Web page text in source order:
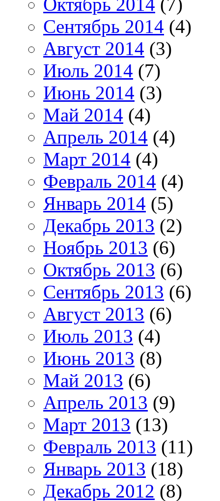
Октябрь 2014 (7)
Сентябрь 2014 (4)
Август 2014 (3)
Июль 2014 (7)
Июнь 2014 (3)
Май 2014 (4)
Апрель 2014 (4)
Март 2014 (4)
Февраль 2014 (4)
Январь 2014 (5)
Декабрь 2013 (2)
Ноябрь 2013 (6)
Октябрь 2013 (6)
Сентябрь 2013 (6)
Август 2013 (6)
Июль 2013 (4)
Июнь 2013 (8)
Май 2013 (6)
Апрель 2013 (9)
Март 2013 (13)
Февраль 2013 (11)
Январь 2013 (18)
Декабрь 2012 (8)